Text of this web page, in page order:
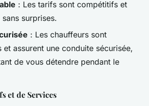
: Les tarifs sont compétitifs et
surprises.
: Les chauffeurs sont
et assurent une conduite sécurisée,
de vous détendre pendant le
et de Services